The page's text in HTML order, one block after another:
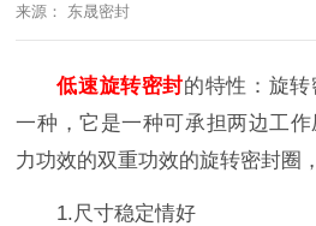
来源： 东晟密封
低速旋转密封的特性：旋
一种，它是一种可承担两边工
力功效的双重功效的旋转密封圈
1.尺寸稳定情好